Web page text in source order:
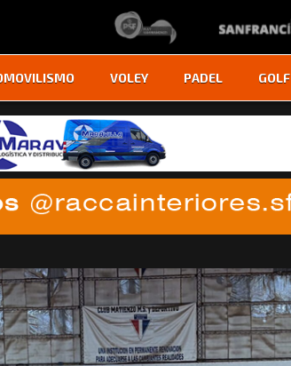
VOLEY PADEL GOLF